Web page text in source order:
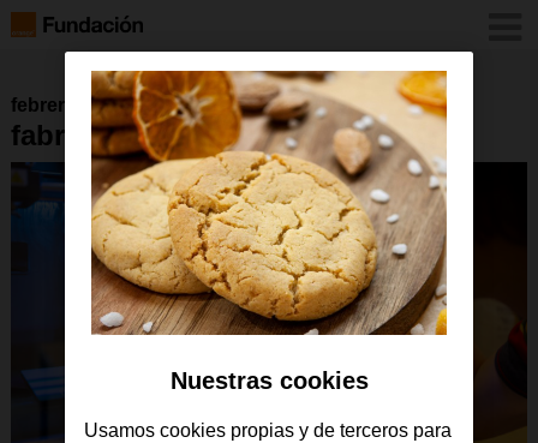
febrero 2024
fabricaciondigital-2
Nuestras cookies
Usamos cookies propias y de terceros para